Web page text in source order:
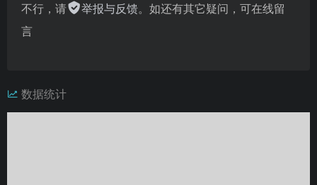
不行，请
举报与反馈。如还有其它疑问，可在线留
言
数据统计